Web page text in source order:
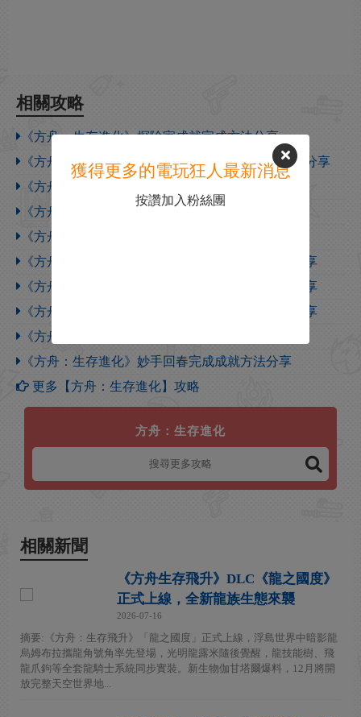
相關攻略
《方舟：生存進化》探險家成就完成方法分享
《方舟：生存進化》核心島的生存者完成成就方法分享
《方舟：生存進化》神器獲取方法分享
《方舟：生存進化》飛升等級完成成就方法分享
《方舟：生存進化》生存者進化完成成就方法分享
《方舟：生存進化》大師級生存者完成成就方法分享
《方舟：生存進化》專家級生存者完成成就方法分享
《方舟：生存進化》老兵級生存者完成成就方法分享
《方舟：生存進化》馴龍大師完成成就方法分享
《方舟：生存進化》妙手回春完成成就方法分享
更多【方舟：生存進化】攻略
方舟：生存進化
相關新聞
《方舟生存飛升》DLC《龍之國度》
正式上線，全新龍族生態來襲
2026-07-16
摘要:《方舟：生存飛升》「龍之國度」正式上線，浮島世界中暗影龍
烏姆布拉攜龍角號角率先登場，光明龍露米隨後覺醒，龍技能樹、飛
龍爪鉤等全套龍騎士系統同步實裝。新生物伽甘塔爾爆料，12月將開
放完整天空世界地...
獲得更多的電玩狂人最新消息
按讚加入粉絲團